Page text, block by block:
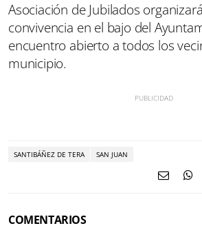
Asociación de Jubilados
convivencia en el bajo del
encuentro abierto a todos los
municipio.
SANTIBÁÑEZ DE TERA SAN JUAN
COMENTARIOS